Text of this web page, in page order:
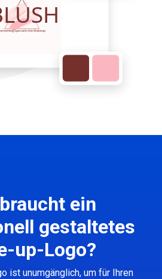
ein
gestaltetes
up-Logo?
ist unumgänglich, um für Ihren